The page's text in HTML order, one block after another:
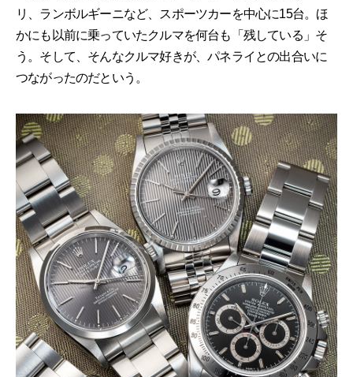
リ、ランボルギーニなど、スポーツカーを中心に15台。ほ
かにも以前に乗っていたクルマを何台も「残している」そ
う。そして、そんなクルマ好きが、パネライとの出合いに
つながったのだという。